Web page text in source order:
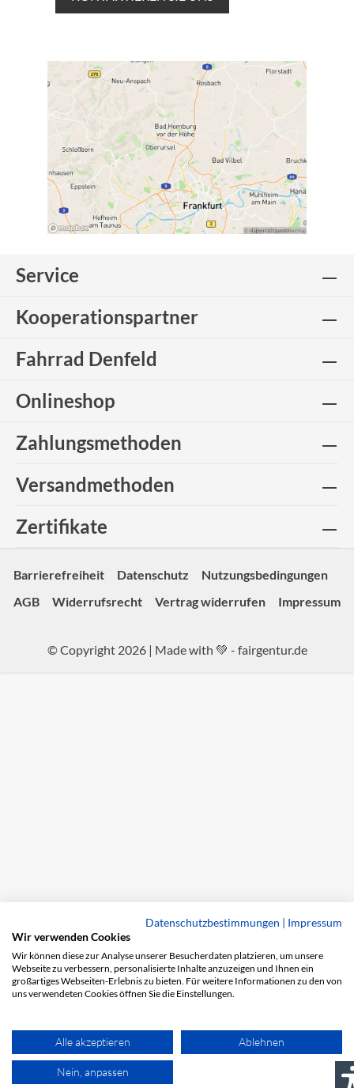
Service
Kooperationspartner
Fahrrad Denfeld
Onlineshop
Zahlungsmethoden
Versandmethoden
Zertifikate
Barrierefreiheit Datenschutz
Nutzungsbedingungen
AGB
Widerrufsrecht Vertrag widerrufen Impressum
© Copyright 2026 | Made with 💚 - fairgentur.de
Datenschutzbestimmungen | Impressum
Wir verwenden Cookies
Wir können diese zur Analyse unserer Besucherdaten platzieren, um unsere
Webseite zu verbessern, personalisierte Inhalte anzuzeigen und Ihnen ein
großartiges Webseiten-Erlebnis zu bieten. Für weitere Informationen zu den von
uns verwendeten Cookies öffnen Sie die Einstellungen.
Alle akzeptieren Ablehnen
Nein, anpassen